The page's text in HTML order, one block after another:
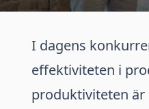
I dagens
effektiviteten i
produktiviteten är